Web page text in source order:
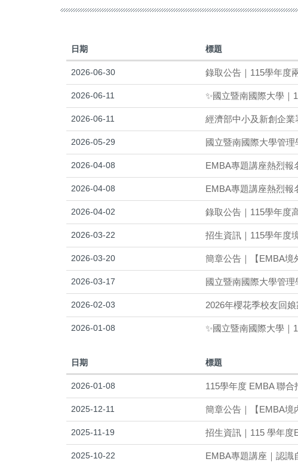
日期 標題
2026-06-30 錄取公告｜115學年度
2026-06-11 ✨國立暨南國際大學｜
2026-06-11 經濟部中小及新創企
2026-05-29 國立暨南國際大學管
2026-04-08 EMBA專題講座熱烈報
2026-04-08 EMBA專題講座熱烈報
2026-04-02 錄取公告｜115學年度
2026-03-22 招生資訊｜115學年度
2026-03-20 簡章公告｜【EMBA境
2026-03-17 國立暨南國際大學管
2026-02-03 2026年櫻花季校友回
2026-01-08 ✨國立暨南國際大學｜
日期 標題
2026-01-08 115學年度 EMBA 聯
2025-12-11 簡章公告｜【EMBA境
2025-11-19 招生資訊｜115 學年度
2025-10-22 EMBA專題講座｜認識